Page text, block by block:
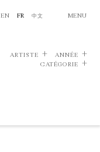
EN FR 中文 MENU
ARTISTE
ANNÉE
CATÉGORIE